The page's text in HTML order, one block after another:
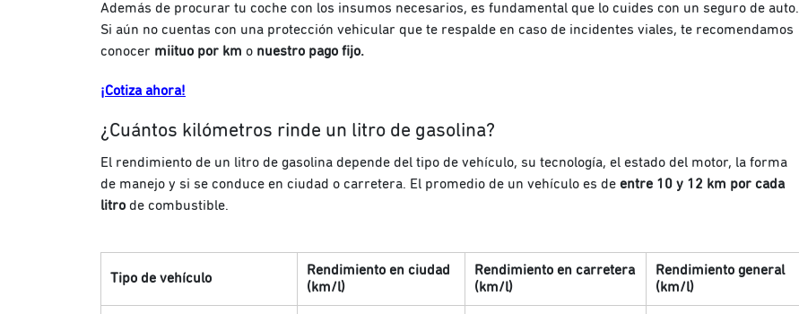
Además de procurar tu coche con los insumos necesarios, es fundamental que lo cuides con un seguro de auto.
Si aún no cuentas con una protección vehicular que te respalde en caso de incidentes viales, te recomendamos
conocer miituo por km o nuestro pago fijo.
¡Cotiza ahora!
¿Cuántos kilómetros rinde un litro de gasolina?
El rendimiento de un litro de gasolina depende del tipo de vehículo, su tecnología, el estado del motor, la forma
de manejo y si se conduce en ciudad o carretera. El promedio de un vehículo es de entre 10 y 12 km por cada
litro de combustible.
Tipo de vehículo
Rendimiento en ciudad
(km/l)
Rendimiento en carretera
(km/l)
Rendimiento general
(km/l)